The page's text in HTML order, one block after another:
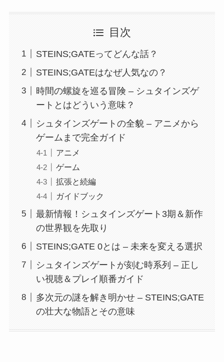
目次
STEINS;GATEってどんな話？
STEINS;GATEはなぜ人気なの？
時間の螺旋を巡る冒険 – シュタインズゲ
ートとはどういう意味？
シュタインズゲートの全貌 – アニメから
ゲームまで完全ガイド
アニメ
ゲーム
拡張と続編
ガイドブック
最新情報！シュタインズゲート3期＆新作
の世界観を先取り
STEINS;GATE 0とは – 未来を変える選択
シュタインズゲートが刻む時系列 – 正し
い視聴＆プレイ順番ガイド
多次元の謎を解き明かせ – STEINS;GATE
の壮大な物語とその意味